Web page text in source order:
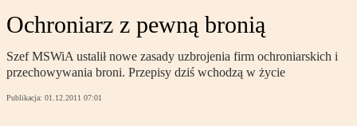
Ochroniarz z pewną bronią
Szef MSWiA ustalił nowe zasady uzbrojenia firm ochroniarskich i
przechowywania broni. Przepisy dziś wchodzą w życie
Publikacja: 01.12.2011 07:01